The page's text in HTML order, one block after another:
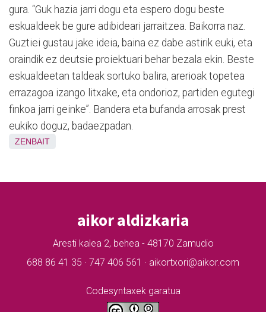
gura. “Guk hazia jarri dogu eta espero dogu beste
eskualdeek be gure adibideari jarraitzea. Baikorra naz.
Guztiei gustau jake ideia, baina ez dabe astirik euki, eta
oraindik ez deutsie proiektuari behar bezala ekin. Beste
eskualdeetan taldeak sortuko balira, arerioak topetea
errazagoa izango litxake, eta ondorioz, partiden egutegi
finkoa jarri geinke”. Bandera eta bufanda arrosak prest
eukiko doguz, badaezpadan.
ZENBAIT
aikor aldizkaria
Aresti kalea 2, behea - 48170 Zamudio
688 86 41 35 · 747 406 561 · aikortxori@aikor.com
Codesyntaxek garatua